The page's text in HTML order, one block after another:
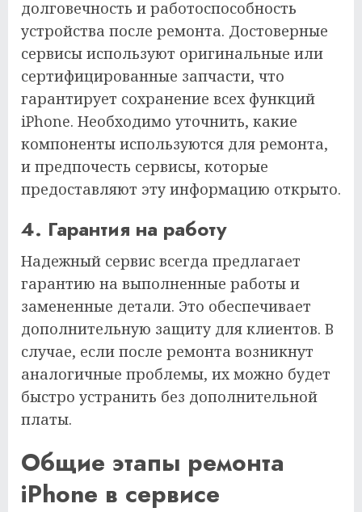
долговечность и работоспособность
устройства после ремонта. Достоверные
сервисы используют оригинальные или
сертифицированные запчасти, что
гарантирует сохранение всех функций
iPhone. Необходимо уточнить, какие
компоненты используются для ремонта,
и предпочесть сервисы, которые
предоставляют эту информацию открыто.
4. Гарантия на работу
Надежный сервис всегда предлагает
гарантию на выполненные работы и
замененные детали. Это обеспечивает
дополнительную защиту для клиентов. В
случае, если после ремонта возникнут
аналогичные проблемы, их можно будет
быстро устранить без дополнительной
платы.
Общие этапы ремонта
iPhone в сервисе